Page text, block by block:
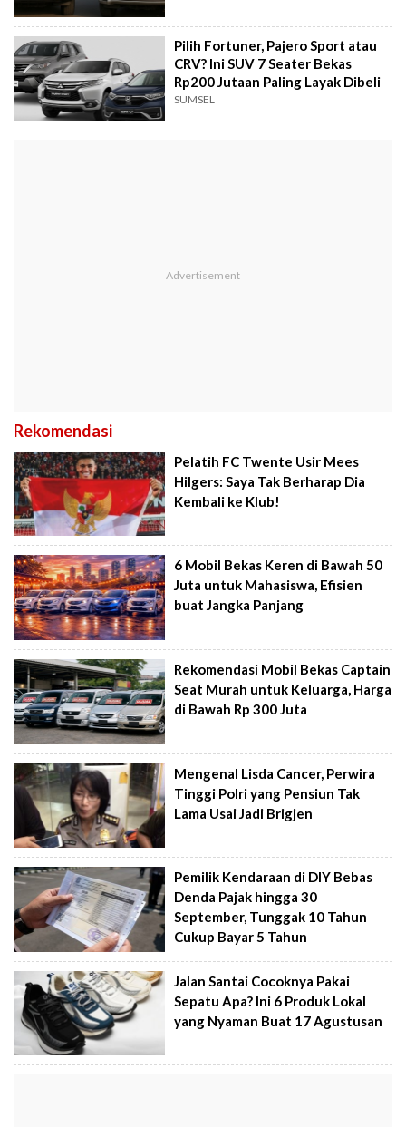
Pilih Fortuner, Pajero Sport atau
CRV? Ini SUV 7 Seater Bekas
Rp200 Jutaan Paling Layak Dibeli
SUMSEL
Rekomendasi
Pelatih FC Twente Usir Mees
Hilgers: Saya Tak Berharap Dia
Kembali ke Klub!
6 Mobil Bekas Keren di Bawah 50
Juta untuk Mahasiswa, Efisien
buat Jangka Panjang
Rekomendasi Mobil Bekas Captain
Seat Murah untuk Keluarga, Harga
di Bawah Rp 300 Juta
Mengenal Lisda Cancer, Perwira
Tinggi Polri yang Pensiun Tak
Lama Usai Jadi Brigjen
Pemilik Kendaraan di DIY Bebas
Denda Pajak hingga 30
September, Tunggak 10 Tahun
Cukup Bayar 5 Tahun
Jalan Santai Cocoknya Pakai
Sepatu Apa? Ini 6 Produk Lokal
yang Nyaman Buat 17 Agustusan